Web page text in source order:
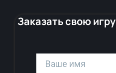
Заказать свою игру